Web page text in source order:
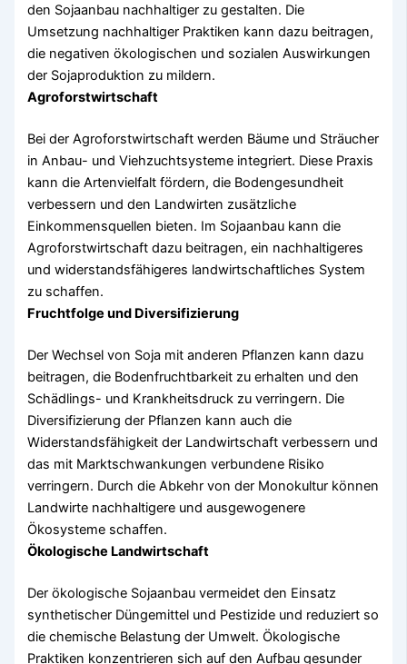
den Sojaanbau nachhaltiger zu gestalten. Die
Umsetzung nachhaltiger Praktiken kann dazu beitragen,
die negativen ökologischen und sozialen Auswirkungen
der Sojaproduktion zu mildern.
Agroforstwirtschaft
Bei der Agroforstwirtschaft werden Bäume und Sträucher
in Anbau- und Viehzuchtsysteme integriert. Diese Praxis
kann die Artenvielfalt fördern, die Bodengesundheit
verbessern und den Landwirten zusätzliche
Einkommensquellen bieten. Im Sojaanbau kann die
Agroforstwirtschaft dazu beitragen, ein nachhaltigeres
und widerstandsfähigeres landwirtschaftliches System
zu schaffen.
Fruchtfolge und Diversifizierung
Der Wechsel von Soja mit anderen Pflanzen kann dazu
beitragen, die Bodenfruchtbarkeit zu erhalten und den
Schädlings- und Krankheitsdruck zu verringern. Die
Diversifizierung der Pflanzen kann auch die
Widerstandsfähigkeit der Landwirtschaft verbessern und
das mit Marktschwankungen verbundene Risiko
verringern. Durch die Abkehr von der Monokultur können
Landwirte nachhaltigere und ausgewogenere
Ökosysteme schaffen.
Ökologische Landwirtschaft
Der ökologische Sojaanbau vermeidet den Einsatz
synthetischer Düngemittel und Pestizide und reduziert so
die chemische Belastung der Umwelt. Ökologische
Praktiken konzentrieren sich auf den Aufbau gesunder